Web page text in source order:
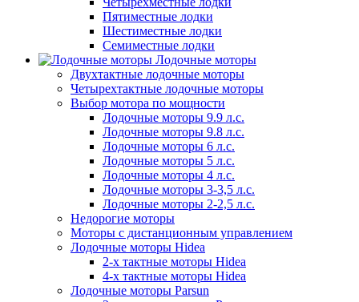
Пятиместные лодки
Шестиместные лодки
Семиместные лодки
Лодочные моторы
Двухтактные лодочные моторы
Четырехтактные лодочные моторы
Выбор мотора по мощности
Лодочные моторы 9.9 л.с.
Лодочные моторы 9.8 л.с.
Лодочные моторы 6 л.с.
Лодочные моторы 5 л.с.
Лодочные моторы 4 л.с.
Лодочные моторы 3-3,5 л.с.
Лодочные моторы 2-2,5 л.с.
Недорогие моторы
Моторы с дистанционным управлением
Лодочные моторы Hidea
2-х тактные моторы Hidea
4-х тактные моторы Hidea
Лодочные моторы Parsun